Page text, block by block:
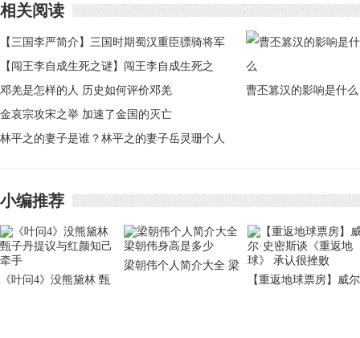
相关阅读
【三国李严简介】三国时期蜀汉重臣骠骑将军
李严简介
【闯王李自成生死之谜】闯王李自成生死之
谜：满清南明未取其首级
邓羌是怎样的人 历史如何评价邓羌
金哀宗攻宋之举 加速了金国的灭亡
林平之的妻子是谁？林平之的妻子岳灵珊个人
曹丕篡汉的影响是什么
小编推荐
《叶问4》没熊黛林 甄
梁朝伟个人简介大全 梁
【重返地球票房】威尔